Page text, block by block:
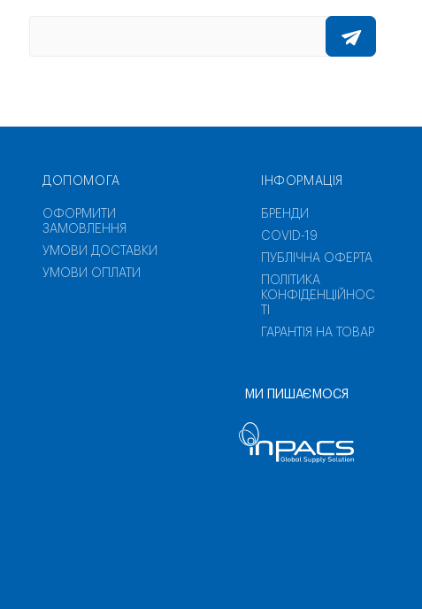
ДОПОМОГА
ОФОРМИТИ
ЗАМОВЛЕННЯ
УМОВИ ДОСТАВКИ
УМОВИ ОПЛАТИ
ІНФОРМАЦІЯ
БРЕНДИ
COVID-19
ПУБЛІЧНА ОФЕРТА
ПОЛІТИКА
КОНФІДЕНЦІЙНОС
ГАРАНТІЯ НА ТОВАР
МИ ПИШАЄМОСЯ